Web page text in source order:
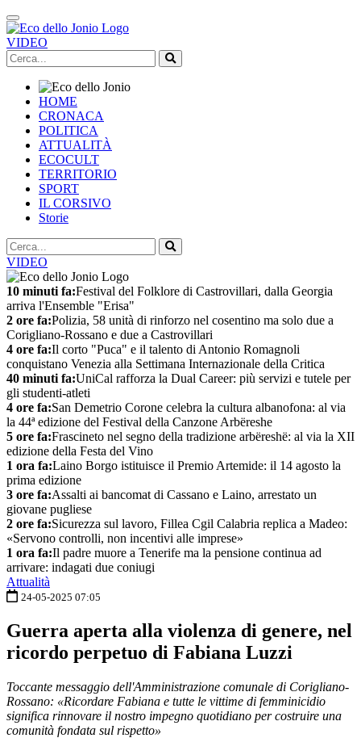
VIDEO
HOME
CRONACA
POLITICA
ATTUALITÀ
ECOCULT
TERRITORIO
SPORT
IL CORSIVO
Storie
VIDEO
10 minuti fa:Festival del Folklore di Castrovillari, dalla Georgia
arriva l'Ensemble "Erisa"
2 ore fa:Polizia, 58 unità di rinforzo nel cosentino ma solo due a
Corigliano-Rossano e due a Castrovillari
4 ore fa:Il corto "Puca" e il talento di Antonio Romagnoli
conquistano Venezia alla Settimana Internazionale della Critica
40 minuti fa:UniCal rafforza la Dual Career: più servizi e tutele per
gli studenti-atleti
4 ore fa:San Demetrio Corone celebra la cultura albanofona: al via
la 44ª edizione del Festival della Canzone Arbëreshe
5 ore fa:Frascineto nel segno della tradizione arbëreshë: al via la XII
edizione della Festa del Vino
1 ora fa:Laino Borgo istituisce il Premio Artemide: il 14 agosto la
prima edizione
3 ore fa:Assalti ai bancomat di Cassano e Laino, arrestato un
giovane pugliese
2 ore fa:Sicurezza sul lavoro, Fillea Cgil Calabria replica a Madeo:
«Servono controlli, non incentivi alle imprese»
1 ora fa:Il padre muore a Tenerife ma la pensione continua ad
arrivare: indagati due coniugi
Attualità
24-05-2025 07:05
Guerra aperta alla violenza di genere, nel
ricordo perpetuo di Fabiana Luzzi
Toccante messaggio dell'Amministrazione comunale di Corigliano-
Rossano: «Ricordare Fabiana e tutte le vittime di femminicidio
significa rinnovare il nostro impegno quotidiano per costruire una
comunità fondata sul rispetto»